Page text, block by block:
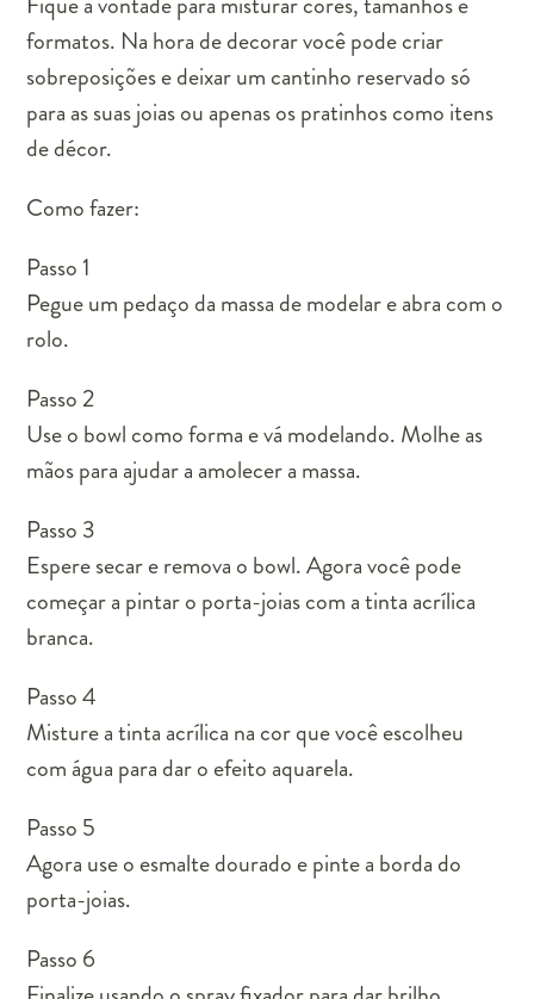
formatos. Na hora de decorar você pode criar
sobreposições e deixar um cantinho reservado só
para as suas joias ou apenas os pratinhos como itens
de décor.
Como fazer:
Passo 1
Pegue um pedaço da massa de modelar e abra com o
rolo.
Passo 2
Use o bowl como forma e vá modelando. Molhe as
mãos para ajudar a amolecer a massa.
Passo 3
Espere secar e remova o bowl. Agora você pode
começar a pintar o porta-joias com a tinta acrílica
branca.
Passo 4
Misture a tinta acrílica na cor que você escolheu
com água para dar o efeito aquarela.
Passo 5
Agora use o esmalte dourado e pinte a borda do
porta-joias.
Passo 6